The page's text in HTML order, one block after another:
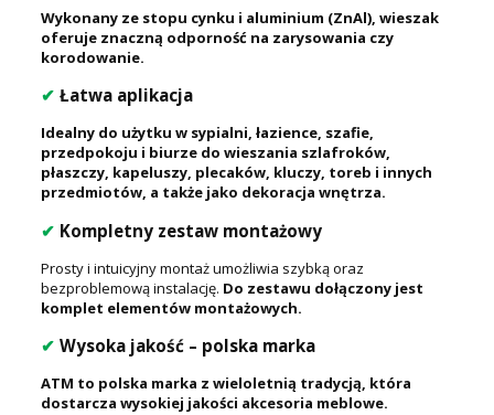
Wykonany ze stopu cynku i aluminium (ZnAl), wieszak
oferuje znaczną odporność na zarysowania czy
korodowanie.
✔ Łatwa aplikacja
Idealny do użytku w sypialni, łazience, szafie,
przedpokoju i biurze do wieszania szlafroków,
płaszczy, kapeluszy, plecaków, kluczy, toreb i innych
przedmiotów, a także jako dekoracja wnętrza.
✔ Kompletny zestaw montażowy
Prosty i intuicyjny montaż umożliwia szybką oraz
bezproblemową instalację. Do zestawu dołączony jest
komplet elementów montażowych.
✔ Wysoka jakość – polska marka
ATM to polska marka z wieloletnią tradycją, która
dostarcza wysokiej jakości akcesoria meblowe.